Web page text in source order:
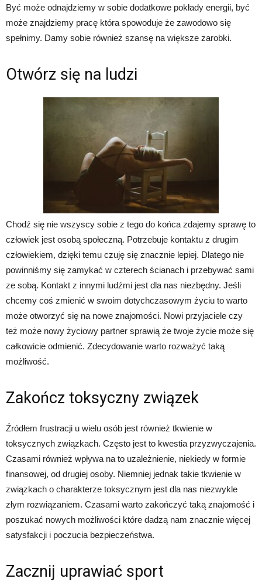
Być może odnajdziemy w sobie dodatkowe pokłady energii, być
może znajdziemy pracę która spowoduje że zawodowo się
spełnimy. Damy sobie również szansę na większe zarobki.
Otwórz się na ludzi
Chodź się nie wszyscy sobie z tego do końca zdajemy sprawę to
człowiek jest osobą społeczną. Potrzebuje kontaktu z drugim
człowiekiem, dzięki temu czuję się znacznie lepiej. Dlatego nie
powinniśmy się zamykać w czterech ścianach i przebywać sami
ze sobą. Kontakt z innymi ludźmi jest dla nas niezbędny. Jeśli
chcemy coś zmienić w swoim dotychczasowym życiu to warto
może otworzyć się na nowe znajomości. Nowi przyjaciele czy
też może nowy życiowy partner sprawią że twoje życie może się
całkowicie odmienić. Zdecydowanie warto rozważyć taką
możliwość.
Zakończ toksyczny związek
Źródłem frustracji u wielu osób jest również tkwienie w
toksycznych związkach. Często jest to kwestia przyzwyczajenia.
Czasami również wpływa na to uzależnienie, niekiedy w formie
finansowej, od drugiej osoby. Niemniej jednak takie tkwienie w
związkach o charakterze toksycznym jest dla nas niezwykle
złym rozwiązaniem. Czasami warto zakończyć taką znajomość i
poszukać nowych możliwości które dadzą nam znacznie więcej
satysfakcji i poczucia bezpieczeństwa.
Zacznij uprawiać sport